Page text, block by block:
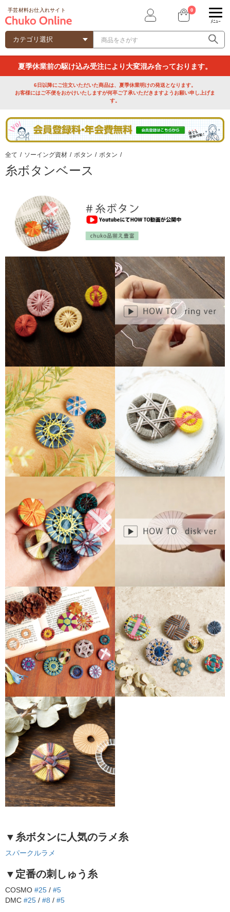
手芸材料お仕入れサイト 0
ﾒﾆｭｰ
夏季休業前の駆け込み受注により大変混み合っております。
6日以降にご注文いただいた商品は、夏季休業明けの発送となります。
お客様にはご不便をおかけいたしますが何卒ご了承いただきますようお願い申し上げま
す。
全て / ソーイング資材 / ボタン / ボタン /
糸ボタンベース
▼糸ボタンに人気のラメ糸
スパークルラメ
▼定番の刺しゅう糸
COSMO #25 / #5
DMC #25 / #8 / #5